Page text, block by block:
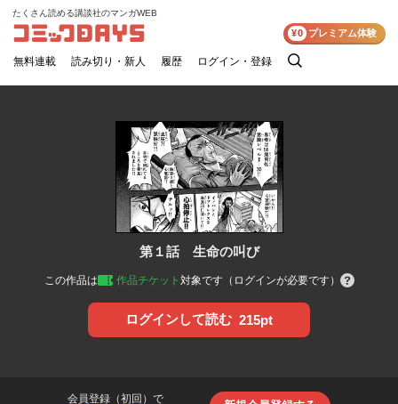
コミックDAYS
たくさん読める講談社のマンガWEB
無料連載 読み切り・新人 履歴 ログイン・登録
検
¥0 プレミアム体験
第１話 生命の叫び
この作品は 作品チケット 対象です（ログインが必要です）
ログインして読む 215pt
会員登録（初回）で